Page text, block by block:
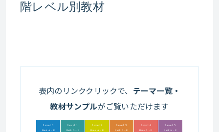
階レベル別教材
表内のリンククリックで、 テーマ一覧・
教材サンプルがご覧いただけます
Level 0
Rank A − E
Level 1
Rank A − E
Level 2
Rank A − E
Level 3
Rank A − E
Level 4
Rank A − E
Level 5
Rank A − E